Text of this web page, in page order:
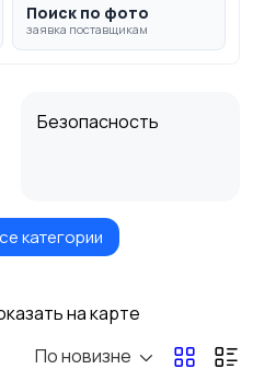
Поиск по фото
заявка поставщикам
Безопасность
Высший менеджмент
категории
на карте
По новизне